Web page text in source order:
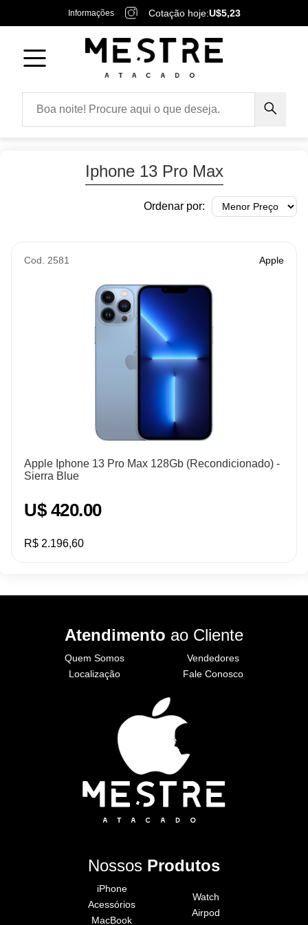
Informações Cotação hoje:U$5,23
Iphone 13 Pro Max
Ordenar por:
Cod. 2581 Apple
Apple Iphone 13 Pro Max 128Gb (Recondicionado) -
Sierra Blue
U$ 420.00
R$ 2.196,60
Atendimento ao Cliente
Quem Somos
Localização
Vendedores
Fale Conosco
Nossos Produtos
iPhone
Acessórios
MacBook
Watch
Airpod